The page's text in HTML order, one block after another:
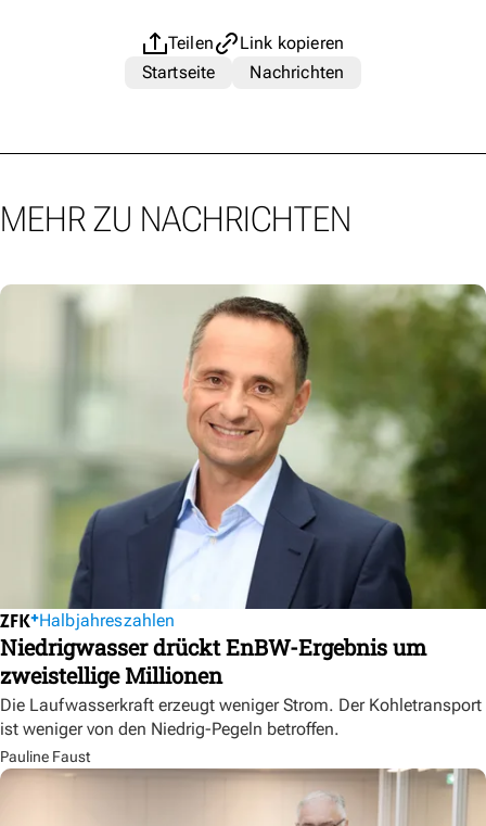
Teilen
Link kopieren
Startseite
Nachrichten
MEHR ZU NACHRICHTEN
Halbjahreszahlen
Niedrigwasser drückt EnBW-Ergebnis um
zweistellige Millionen
Die Laufwasserkraft erzeugt weniger Strom. Der Kohletransport
ist weniger von den Niedrig-Pegeln betroffen.
Pauline Faust